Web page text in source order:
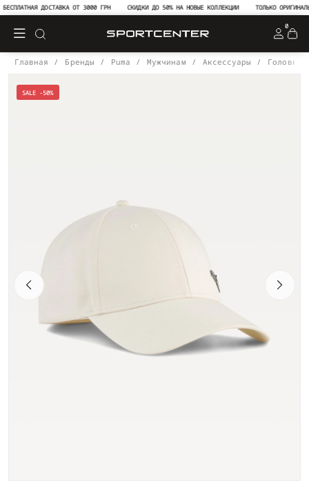
ДОСТАВКА ОТ 3000 ГРН СКИДКИ ДО 50% НА НОВЫЕ КОЛЛЕКЦИИ ТОЛЬКО
0
Главная Бренды Puma Мужчинам Аксессуары
SALE -50%